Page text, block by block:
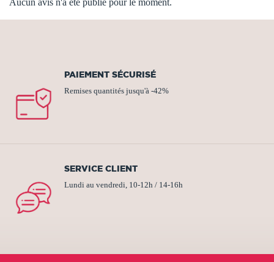
PAIEMENT SÉCURISÉ
Remises quantités jusqu'à -42%
SERVICE CLIENT
Lundi au vendredi, 10-12h / 14-16h